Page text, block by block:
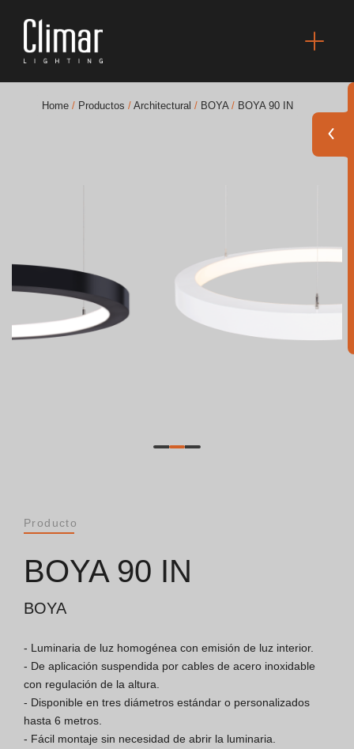
Hospitality [PT]
General [EN/FR]
Condiciones de Garantía
Folletos
Home / Productos / Architectural / BOYA / BOYA 90 IN
Producto
BOYA 90 IN
BOYA
- Luminaria de luz homogénea con emisión de luz interior.
- De aplicación suspendida por cables de acero inoxidable
con regulación de la altura.
- Disponible en tres diámetros estándar o personalizados
hasta 6 metros.
- Fácil montaje sin necesidad de abrir la luminaria.